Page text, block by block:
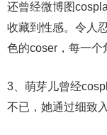
还曾经微博图
收藏到性感。令人
色的coser，每一个
3、萌芽儿曾经
不已，她通过细致